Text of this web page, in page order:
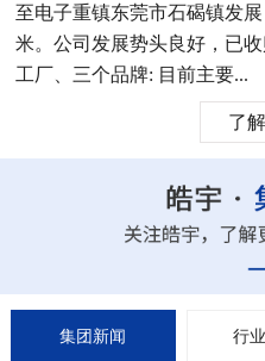
至电子重镇东莞市石碣镇发
米。公司发展势头良好，已
工厂、三个品牌: 目前主要...
了
集团新闻 行